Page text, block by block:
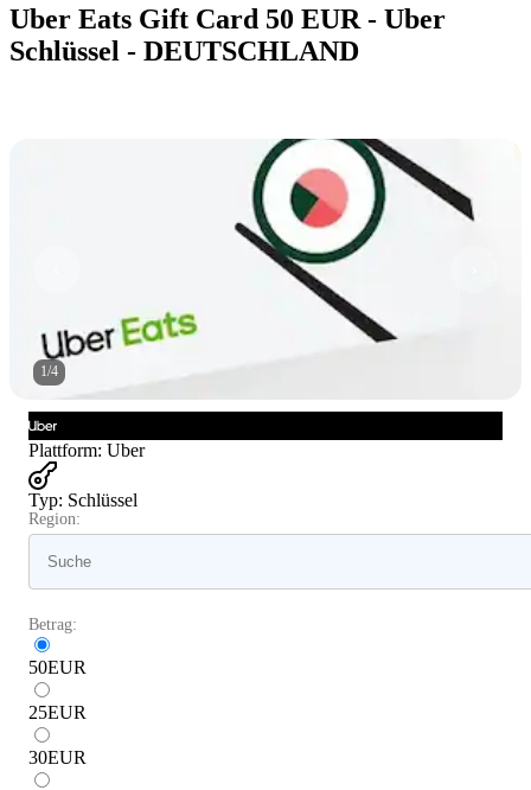
Uber Eats Gift Card 50 EUR - Uber
Schlüssel - DEUTSCHLAND
1/4
Plattform: Uber
Typ: Schlüssel
Region:
Betrag:
50EUR
25EUR
30EUR